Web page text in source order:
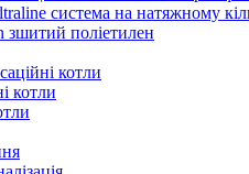
система на натяжному
зшитий поліетилен
котли
котли